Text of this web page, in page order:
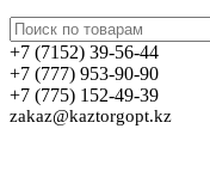
+7 (7152) 39-56-44
+7 (777) 953-90-90
+7 (775) 152-49-39
zakaz@kaztorgopt.kz